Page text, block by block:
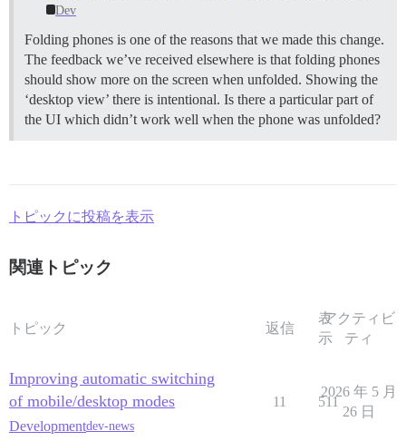
Dev
Folding phones is one of the reasons that we made this change.
The feedback we’ve received elsewhere is that folding phones
should show more on the screen when unfolded. Showing the
‘desktop view’ there is intentional. Is there a particular part of
the UI which didn’t work well when the phone was unfolded?
トピックに投稿を表示
関連トピック
トピック 返信
表
示
アクティビ
ティ
Improving automatic switching
of mobile/desktop modes
Developmentdev-news
11 511
2026 年 5 月
26 日